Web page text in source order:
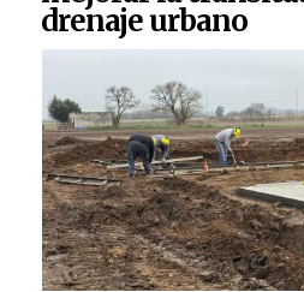
drenaje urbano